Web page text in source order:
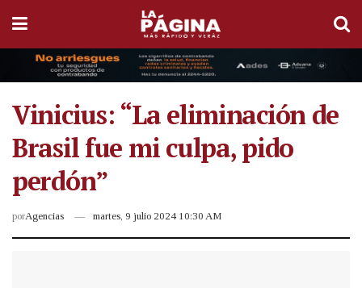
Vinicius: “La eliminación de
Brasil fue mi culpa, pido
perdón”
porAgencias martes, 9 julio 2024 10:30 AM